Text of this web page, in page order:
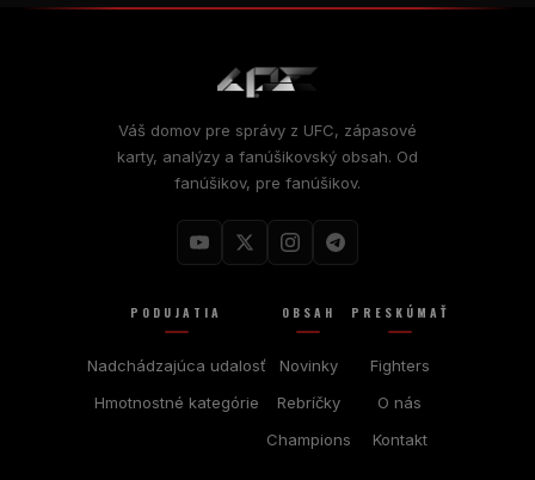
Váš domov pre správy z UFC, zápasové
karty, analýzy a fanúšikovský obsah. Od
fanúšikov, pre fanúšikov.
PODUJATIA
Nadchádzajúca udalosť
Hmotnostné kategórie
OBSAH
Novinky
Rebríčky
Champions
PRESKÚMAŤ
Fighters
O nás
Kontakt